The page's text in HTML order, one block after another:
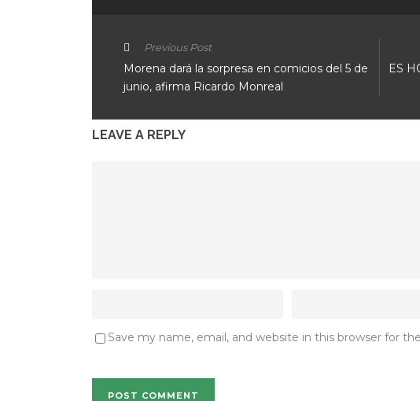
Previous Post
Morena dará la sorpresa en comicios del 5 de
junio, afirma Ricardo Monreal
ES
LEAVE A REPLY
Save my name, email, and website in this browser for